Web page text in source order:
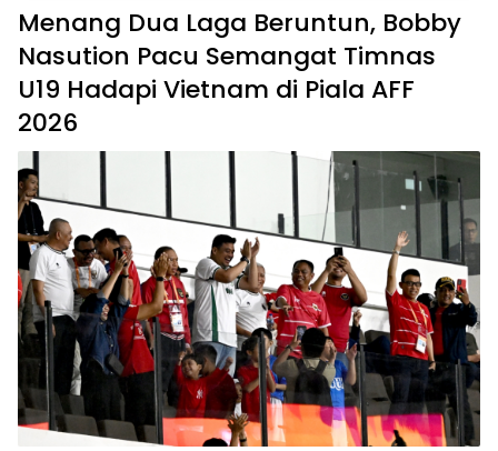
Menang Dua Laga Beruntun, Bobby
Nasution Pacu Semangat Timnas
U19 Hadapi Vietnam di Piala AFF
2026